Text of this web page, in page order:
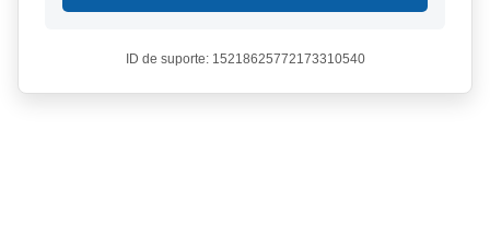
ID de suporte: 15218625772173310540